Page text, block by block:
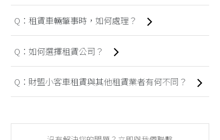
租賃車輛肇事時，如何處理？
如何選擇租賃公司？
財盟小客車租賃與其他租賃業者有何不同？